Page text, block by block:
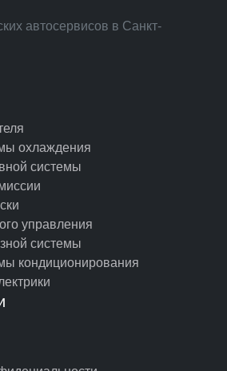
автосервисов в Санкт-
охлаждения
системы
управления
системы
кондиционирования